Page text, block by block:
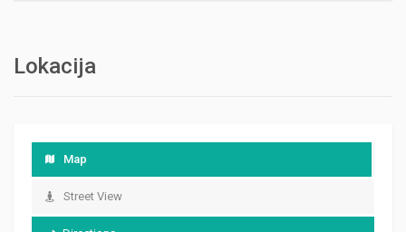
Lokacija
Map
Street View